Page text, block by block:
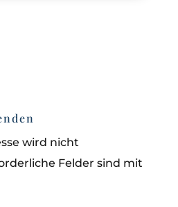
wird nicht
Felder sind mit